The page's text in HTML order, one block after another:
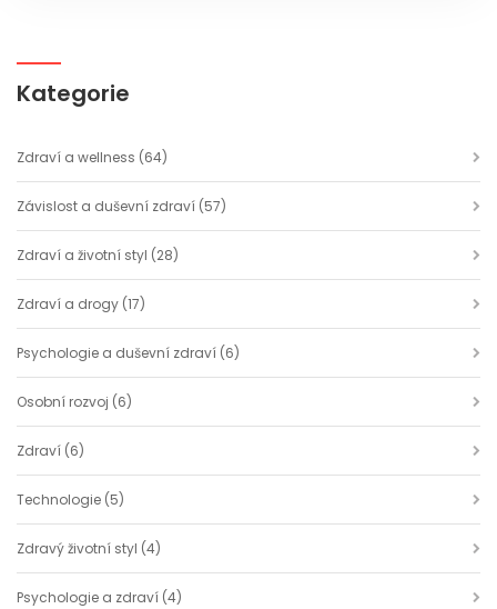
Kategorie
Zdraví a wellness (64)
Závislost a duševní zdraví (57)
Zdraví a životní styl (28)
Zdraví a drogy (17)
Psychologie a duševní zdraví (6)
Osobní rozvoj (6)
Zdraví (6)
Technologie (5)
Zdravý životní styl (4)
Psychologie a zdraví (4)